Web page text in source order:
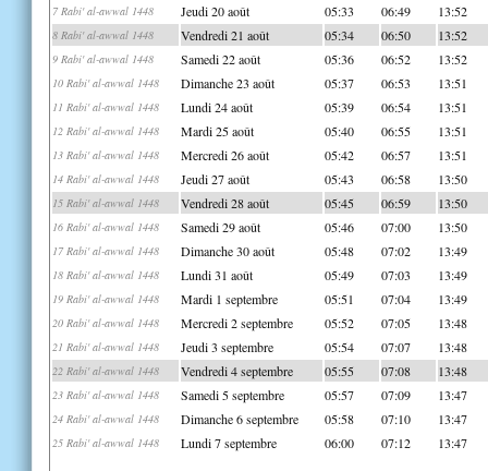
7 Rabi' al-awwal 1448 Jeudi 20 août 05:33 06:49 13:52
8 Rabi' al-awwal 1448 Vendredi 21 août 05:34 06:50 13:52
9 Rabi' al-awwal 1448 Samedi 22 août 05:36 06:52 13:52
10 Rabi' al-awwal 1448 Dimanche 23 août 05:37 06:53 13:51
11 Rabi' al-awwal 1448 Lundi 24 août 05:39 06:54 13:51
12 Rabi' al-awwal 1448 Mardi 25 août 05:40 06:55 13:51
13 Rabi' al-awwal 1448 Mercredi 26 août 05:42 06:57 13:51
14 Rabi' al-awwal 1448 Jeudi 27 août 05:43 06:58 13:50
15 Rabi' al-awwal 1448 Vendredi 28 août 05:45 06:59 13:50
16 Rabi' al-awwal 1448 Samedi 29 août 05:46 07:00 13:50
17 Rabi' al-awwal 1448 Dimanche 30 août 05:48 07:02 13:49
18 Rabi' al-awwal 1448 Lundi 31 août 05:49 07:03 13:49
19 Rabi' al-awwal 1448 Mardi 1 septembre 05:51 07:04 13:49
20 Rabi' al-awwal 1448 Mercredi 2 septembre 05:52 07:05 13:48
21 Rabi' al-awwal 1448 Jeudi 3 septembre 05:54 07:07 13:48
22 Rabi' al-awwal 1448 Vendredi 4 septembre 05:55 07:08 13:48
23 Rabi' al-awwal 1448 Samedi 5 septembre 05:57 07:09 13:47
24 Rabi' al-awwal 1448 Dimanche 6 septembre 05:58 07:10 13:47
25 Rabi' al-awwal 1448 Lundi 7 septembre 06:00 07:12 13:47